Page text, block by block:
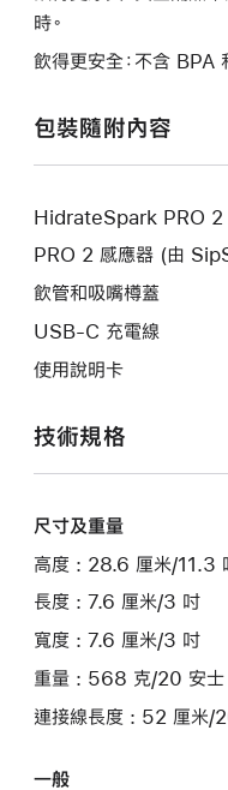
時。
飲得更安全：不含 BPA
包裝隨附內容
HidrateSpark PRO 2
PRO 2 感應器 (由
飲管和吸嘴樽蓋
USB-C 充電線
使用說明卡
技術規格
尺寸及重量
高度 : 28.6 厘米/11.3
長度 : 7.6 厘米/3 吋
寬度 : 7.6 厘米/3 吋
重量 : 568 克/20 安士
連接線長度 : 52 厘米/
一般